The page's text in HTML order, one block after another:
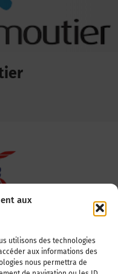
aux
utilisons des technologies
aux informations des
nous permettra de
des Littoraux